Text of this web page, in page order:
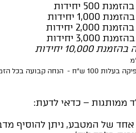
בכל הזמנה חוזרת!
ממותגות – כדאי לדעת:
של המטבע, ניתן להוסיף